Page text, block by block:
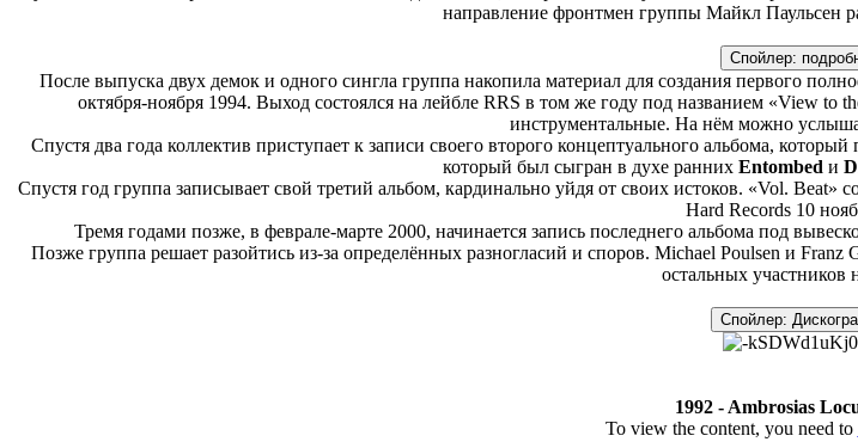
направление фронтмен группы Майкл Паульсен
Спойлер:
После выпуска двух демок и одного сингла группа накопила материал для создания первого
октября-ноября 1994. Выход состоялся на лейбле RRS в том же году под названием «View
инструментальные. На нём можно
Спустя два года коллектив приступает к записи своего второго концептуального альбома,
который был сыгран в духе ранних Entombed и
Спустя год группа записывает свой третий альбом, кардинально уйдя от своих истоков. «Vol.
Hard Records 10
Тремя годами позже, в феврале-марте 2000, начинается запись последнего альбома под
Позже группа решает разойтись из-за определённых разногласий и споров. Michael Poulsen и
остальных участников
Спойлер:
1992 - Ambrosias
To view the content, you need to